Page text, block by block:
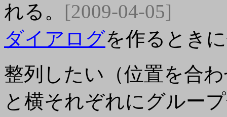
れる。 [2009-04-05]
ダイアログを作るとき
整列したい（位置を合
と横それぞれにグルー